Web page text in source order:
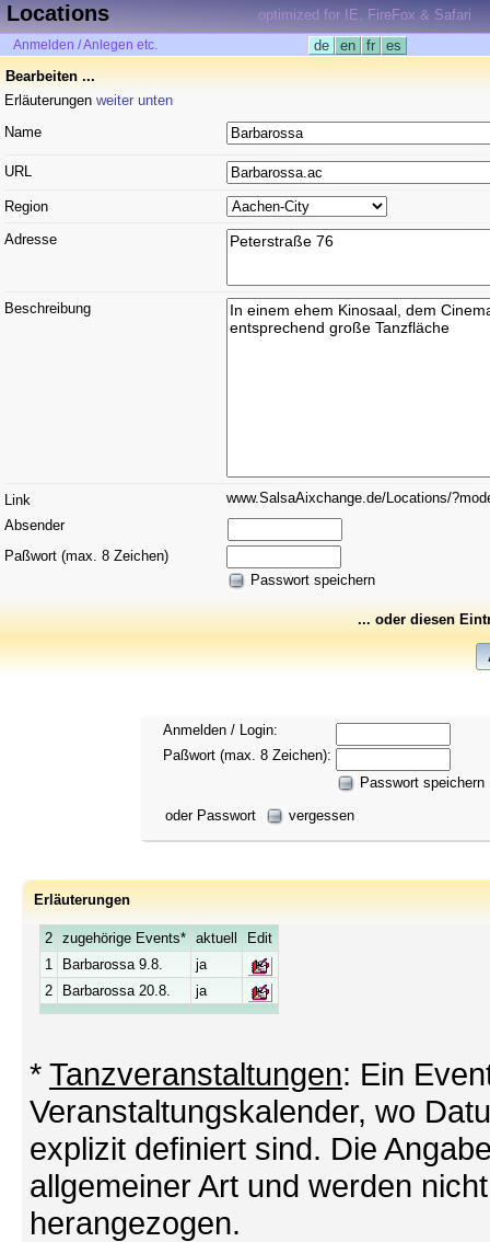
Locations optimized for IE, FireFox & Safari
Anmelden / Anlegen etc. de en fr
es
Bearbeiten ...
Erläuterungen weiter unten
Name
URL
Region
Adresse
Beschreibung
Link
www.SalsaAixchange.de/Locations/
Absender
Paßwort (max. 8 Zeichen)
Passwort speichern
... oder diesen
Anmelden / Login:
Paßwort (max. 8 Zeichen):
Passwort speichern
oder Passwort
vergessen
Erläuterungen
2 zugehörige Events* aktuell
Edit
1
Barbarossa 9.8.
ja
2
Barbarossa 20.8. ja
* Tanzveranstaltungen: Ein
Veranstaltungskalender, wo
explizit definiert sind. Die
allgemeiner Art und werden
herangezogen.